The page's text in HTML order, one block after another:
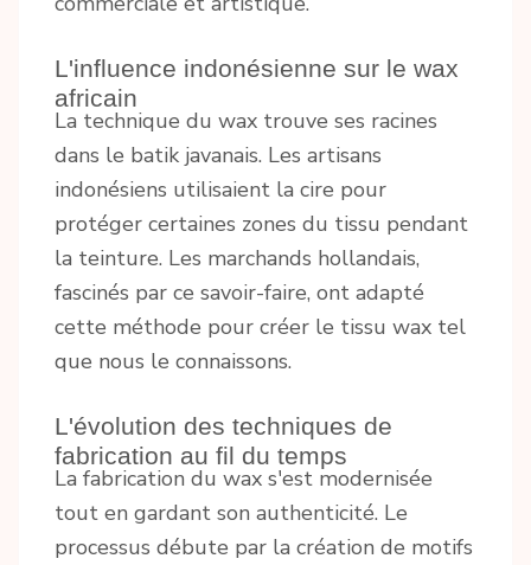
L'influence indonésienne sur le wax
africain
La technique du wax trouve ses racines
dans le batik javanais. Les artisans
indonésiens utilisaient la cire pour
protéger certaines zones du tissu pendant
la teinture. Les marchands hollandais,
fascinés par ce savoir-faire, ont adapté
cette méthode pour créer le tissu wax tel
que nous le connaissons.
L'évolution des techniques de
fabrication au fil du temps
La fabrication du wax s'est modernisée
tout en gardant son authenticité. Le
processus débute par la création de motifs